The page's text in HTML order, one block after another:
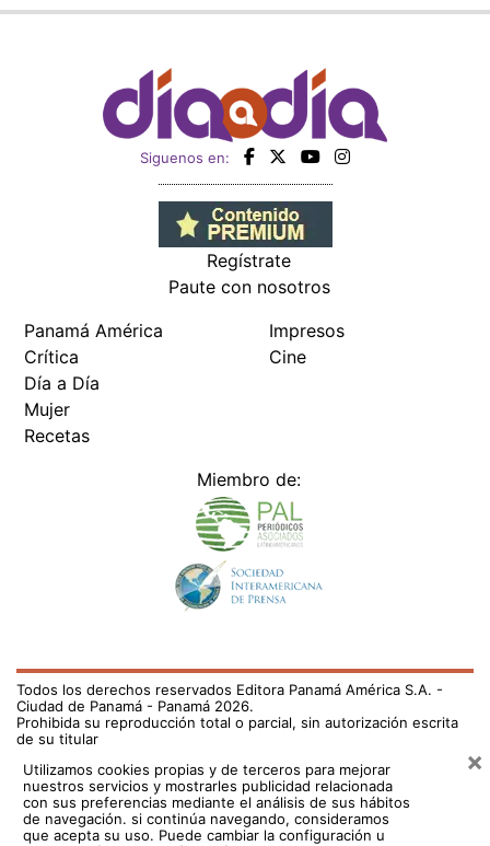
Siguenos en:
Regístrate
Paute con nosotros
Día a Día
Mujer
Recetas
Impresos
Ciudad de Panamá - Panamá 2026.
Prohibida su reproducción total o parcial, sin autorización escrita
de su titular
Utilizamos cookies propias y de terceros para mejorar
nuestros servicios y mostrarles publicidad relacionada
con sus preferencias mediante el análisis de sus hábitos
de navegación. si continúa navegando, consideramos
que acepta su uso.Puede cambiar la configuración u
obtener más información aquí